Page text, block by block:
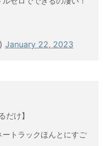
January 22, 2023
だけ】
トラックほんとにすご